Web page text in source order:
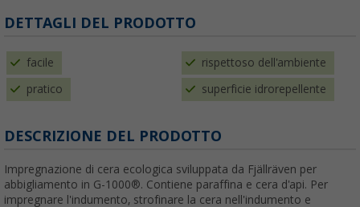
DETTAGLI DEL PRODOTTO
facile rispettoso dell'ambiente
pratico superficie idrorepellente
DESCRIZIONE DEL PRODOTTO
Impregnazione di cera ecologica sviluppata da Fjällräven per
abbigliamento in G-1000®. Contiene paraffina e cera d'api. Per
impregnare l'indumento, strofinare la cera nell'indumento e